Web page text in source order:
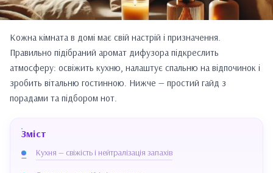
Кожна кімната в домі має свій настрій і призначення.
Правильно підібраний аромат дифузора підкреслить
атмосферу: освіжить кухню, налаштує спальню на відпочинок і
зробить вітальню гостинною. Нижче — простий гайд з
порадами та підбором нот.
Зміст
Кухня — свіжість і нейтралізація запахів